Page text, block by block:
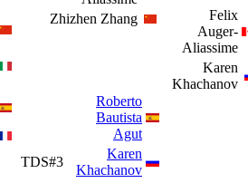
Zhizhen Zhang
Felix
Auger-
Aliassime
Karen
Khachanov
Roberto
Bautista
Agut
TDS#3
Karen
Khachanov